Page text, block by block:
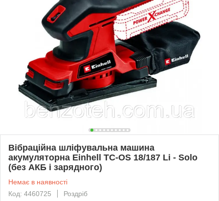
Вібраційна шліфувальна машина
акумуляторна Einhell TC-OS 18/187 Li - Solo
(без АКБ і зарядного)
Немає в наявності
Код: 4460725
Роздріб